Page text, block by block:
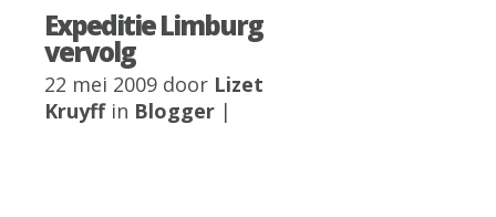
Expeditie Limburg
vervolg
22 mei 2009 door Lizet
Kruyffin Blogger |